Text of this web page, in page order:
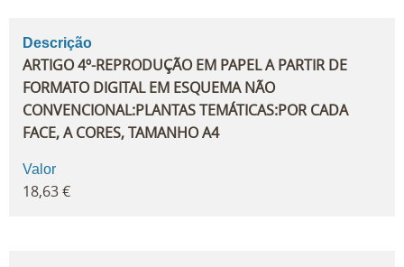
Descrição
ARTIGO 4º-REPRODUÇÃO EM PAPEL A PARTIR DE
FORMATO DIGITAL EM ESQUEMA NÃO
CONVENCIONAL:PLANTAS TEMÁTICAS:POR CADA
FACE, A CORES, TAMANHO A4
Valor
18,63 €